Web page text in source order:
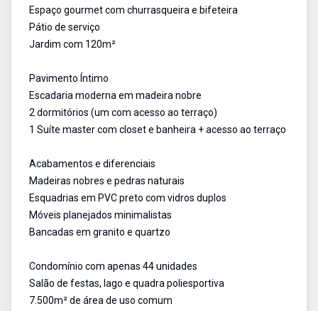
Espaço gourmet com churrasqueira e bifeteira
Pátio de serviço
Jardim com 120m²
Pavimento Íntimo
Escadaria moderna em madeira nobre
2 dormitórios (um com acesso ao terraço)
1 Suíte master com closet e banheira + acesso ao terraço
Acabamentos e diferenciais
Madeiras nobres e pedras naturais
Esquadrias em PVC preto com vidros duplos
Móveis planejados minimalistas
Bancadas em granito e quartzo
Condomínio com apenas 44 unidades
Salão de festas, lago e quadra poliesportiva
7.500m² de área de uso comum